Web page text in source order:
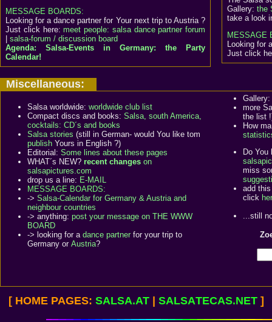
MESSAGE BOARDS:
Looking for a dance partner for Your next trip to Austria ?
Just click here:meet people: salsa dance partner forum
salsa-forum / discussion board
Agenda: Salsa-Events in Germany: the Party
Calendar!
Gallery: the
take a look
MESSAGE
Looking for
Just click
Miscellaneous:
Salsa worldwide: worldwide club list
Compact discs and books: Salsa, south America,
cocktails: CD´s and books
Salsa stories (still in German- would You like tom
publish Yours in English ?)
Editorial: Some lines about these pages
WHAT´s NEW? recent changes on
salsapictures.com
drop us a line: E-MAIL
MESSAGE BOARDS:
-> Salsa-Calendar for Germany & Austria and
neighbour countries
-> anything: post your message on THE WWW
BOARD
-> looking for a dance partnerfor your trip to
Germany or Austria?
Gallery:
more
the list
How
Do
miss
add
click
...still
[ HOME PAGES: SALSA.AT SALSATECAS.NET]